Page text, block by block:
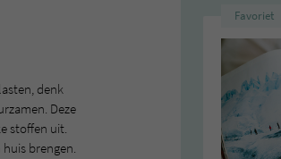
denk
Deze
stoffen uit.
brengen.
Favoriet